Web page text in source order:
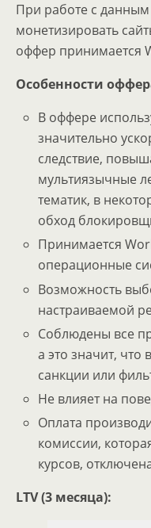
При работе с
монетизировать
оффер принимается
Особенности
В оффере
значительно
следствие,
мультиязычные
тематик, в
обход
Принимается
операционные
Возможность
настраиваемой
Соблюдены все
а это значит, что
санкции или
Не влияет на
Оплата
комиссии,
курсов,
LTV (3 месяца):